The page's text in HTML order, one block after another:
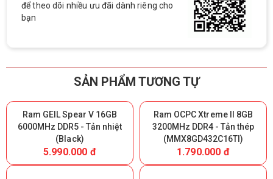
để theo dõi nhiều ưu đãi dành riêng cho
bạn
SẢN PHẨM TƯƠNG TỰ
Ram GEIL Spear V 16GB
6000MHz DDR5 - Tản nhiệt
(Black)
5.990.000 đ
Ram OCPC Xtreme II 8GB
3200MHz DDR4 - Tản thép
(MMX8GD432C16TI)
1.790.000 đ